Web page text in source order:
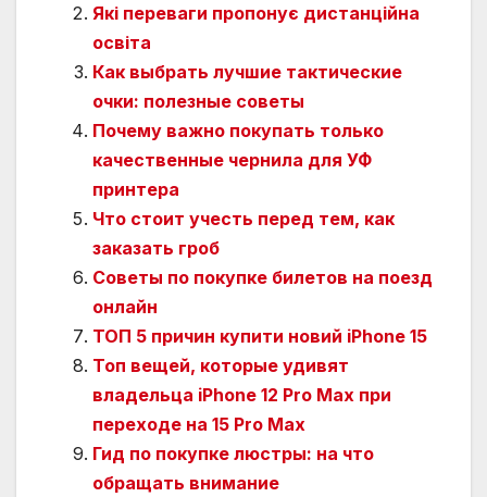
Які переваги пропонує дистанційна
освіта
Как выбрать лучшие тактические
очки: полезные советы
Почему важно покупать только
качественные чернила для УФ
принтера
Что стоит учесть перед тем, как
заказать гроб
Советы по покупке билетов на поезд
онлайн
ТОП 5 причин купити новий iPhone 15
Топ вещей, которые удивят
владельца iPhone 12 Pro Max при
переходе на 15 Pro Max
Гид по покупке люстры: на что
обращать внимание